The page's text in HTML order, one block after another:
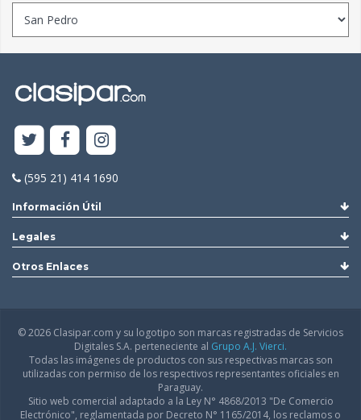
(595 21) 414 1690
Información Útil
Legales
Otros Enlaces
© 2026 Clasipar.com y su logotipo son marcas registradas de Servicios
Digitales S.A. perteneciente al Grupo A.J. Vierci.
Todas las imágenes de productos con sus respectivas marcas son
utilizadas con permiso de los respectivos representantes oficiales en
Paraguay.
Sitio web comercial adaptado a la Ley N° 4868/2013 "De Comercio
Electrónico", reglamentada por Decreto N° 1165/2014, los reclamos o